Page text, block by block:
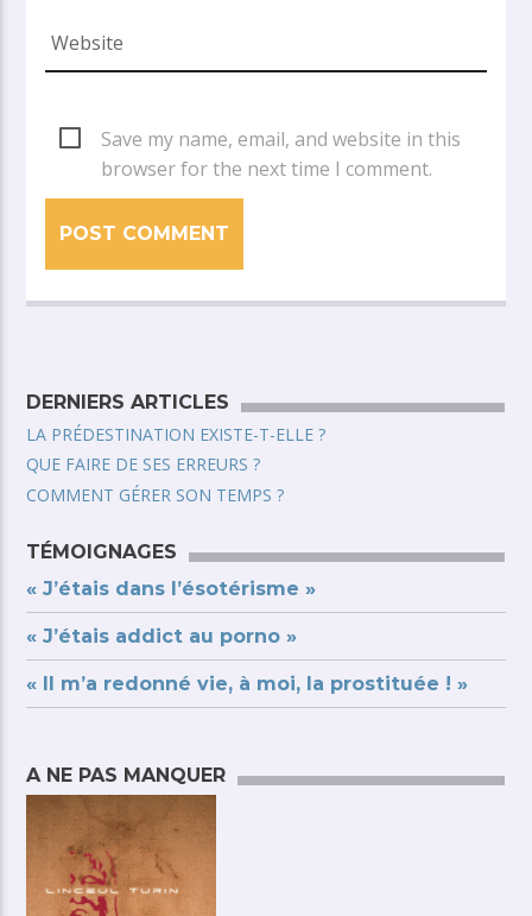
Save my name, email, and website in this
browser for the next time I comment.
DERNIERS ARTICLES
LA PRÉDESTINATION EXISTE-T-ELLE ?
QUE FAIRE DE SES ERREURS ?
COMMENT GÉRER SON TEMPS ?
TÉMOIGNAGES
« J’étais dans l’ésotérisme »
« J’étais addict au porno »
« Il m’a redonné vie, à moi, la prostituée ! »
A NE PAS MANQUER